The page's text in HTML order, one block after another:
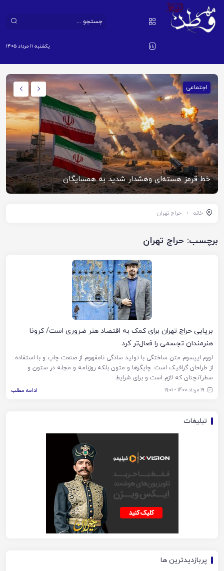
یکشنبه ۱۱ مرداد ۱۴۰۵
اجتماعی
خط قرمز هسته‌ای وهشدار شدید به همسایگان
خانه حراج تهران
برچسب: حراج تهران
برپایی حراج تهران برای کمک به اقتصاد هنر ضروری است/ کرونا
هنرمندان تجسمی را فعال‌تر کرد
لورم ایپسوم متن ساختگی با تولید سادگی نامفهوم از صنعت چاپ و با استفاده
از طراحان گرافیک است. چاپگرها و متون بلکه روزنامه و مجله در ستون و
سطرآنچنان که لازم است و برای شرایط
19 مرداد 1400 - ۱۹:۰۱ ادامه مطلب
تبلیغات
پربازدیدترین ها